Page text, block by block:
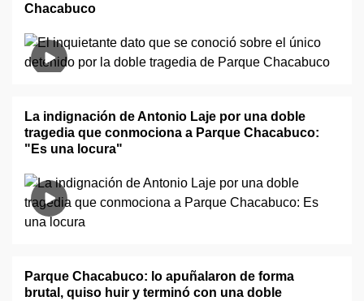
Chacabuco
La indignación de Antonio Laje por una doble
tragedia que conmociona a Parque Chacabuco:
"Es una locura"
Parque Chacabuco: lo apuñalaron de forma
brutal, quiso huir y terminó con una doble